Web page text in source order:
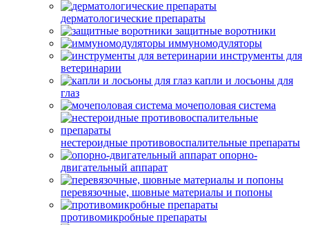
дерматологические препараты
защитные воротники
иммуномодуляторы
инструменты для
ветеринарии
капли и лосьоны для
глаз
мочеполовая система
нестероидные противовоспалительные препараты
опорно-
двигательный аппарат
перевязочные, шовные материалы и попоны
противомикробные препараты